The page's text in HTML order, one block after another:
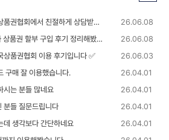
상품권 할부구매 후기: 한국상품권협회에서 친절하게 상담받았습니다 💬
26.06.08
신용카드 구입+판매=현금화 상품권 할부 구입 후기 정리해봤습니다
26.06.08
상품권협회 이용 후기입니다 ✅
26.06.03
구매 잘 이용했습니다.
26.04.01
시는 분들 많네요
26.04.01
분들 질문드립니다
26.04.01
데 생각보다 간단하네요
26.04.01